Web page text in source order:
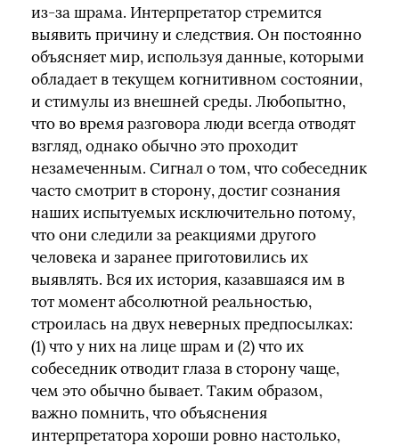
из-за шрама. Интерпретатор стремится
выявить причину и следствия. Он постоянно
объясняет мир, используя данные, которыми
обладает в текущем когнитивном состоянии,
и стимулы из внешней среды. Любопытно,
что во время разговора люди всегда отводят
взгляд, однако обычно это проходит
незамеченным. Сигнал о том, что собеседник
часто смотрит в сторону, достиг сознания
наших испытуемых исключительно потому,
что они следили за реакциями другого
человека и заранее приготовились их
выявлять. Вся их история, казавшаяся им в
тот момент абсолютной реальностью,
строилась на двух неверных предпосылках:
(1) что у них на лице шрам и (2) что их
собеседник отводит глаза в сторону чаще,
чем это обычно бывает. Таким образом,
важно помнить, что объяснения
интерпретатора хороши ровно настолько,